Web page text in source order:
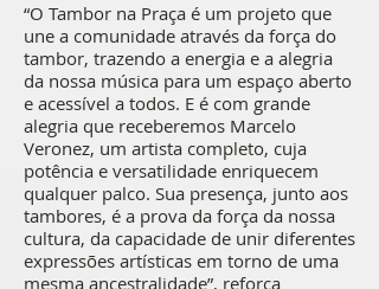
“O Tambor na Praça é um projeto que
une a comunidade através da força do
tambor, trazendo a energia e a alegria
da nossa música para um espaço aberto
e acessível a todos. E é com grande
alegria que receberemos Marcelo
Veronez, um artista completo, cuja
potência e versatilidade enriquecem
qualquer palco. Sua presença, junto aos
tambores, é a prova da força da nossa
cultura, da capacidade de unir diferentes
expressões artísticas em torno de uma
mesma ancestralidade”, reforça